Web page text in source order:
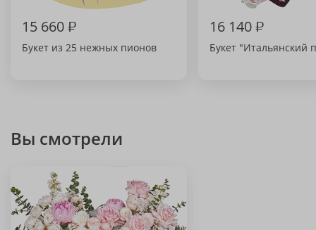
15 660₽
Букет из 25 нежных пионов
16 140₽
Букет "Итальянский
Вы смотрели